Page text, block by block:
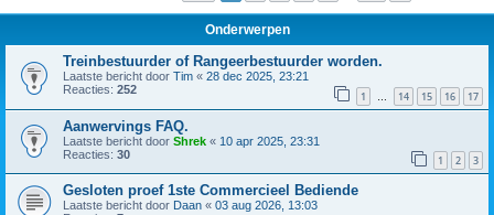
Onderwerpen
Treinbestuurder of Rangeerbestuurder worden.
Laatste bericht door Tim « 28 dec 2025, 23:21
Reacties: 252 1 … 14 15 16 17
Aanwervings FAQ.
Laatste bericht door Shrek « 10 apr 2025, 23:31
Reacties: 30 1 2 3
Gesloten proef 1ste Commercieel Bediende
Laatste bericht door Daan « 03 aug 2026, 13:03